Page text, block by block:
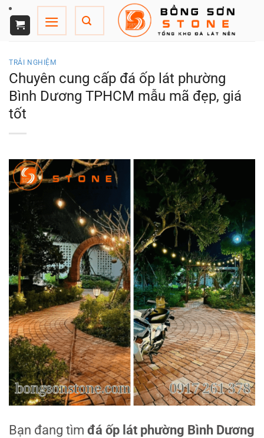
Chuyển
đến
nội
TRẢI NGHIỆM
Chuyên cung cấp đá ốp lát phường
Bình Dương TPHCM mẫu mã đẹp, giá
tốt
Bạn đang tìm đá ốp lát phường Bình Dương